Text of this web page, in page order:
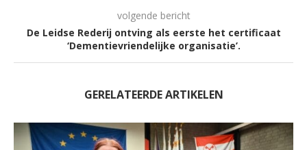
volgende bericht
De Leidse Rederij ontving als eerste het certificaat
‘Dementievriendelijke organisatie’.
GERELATEERDE ARTIKELEN